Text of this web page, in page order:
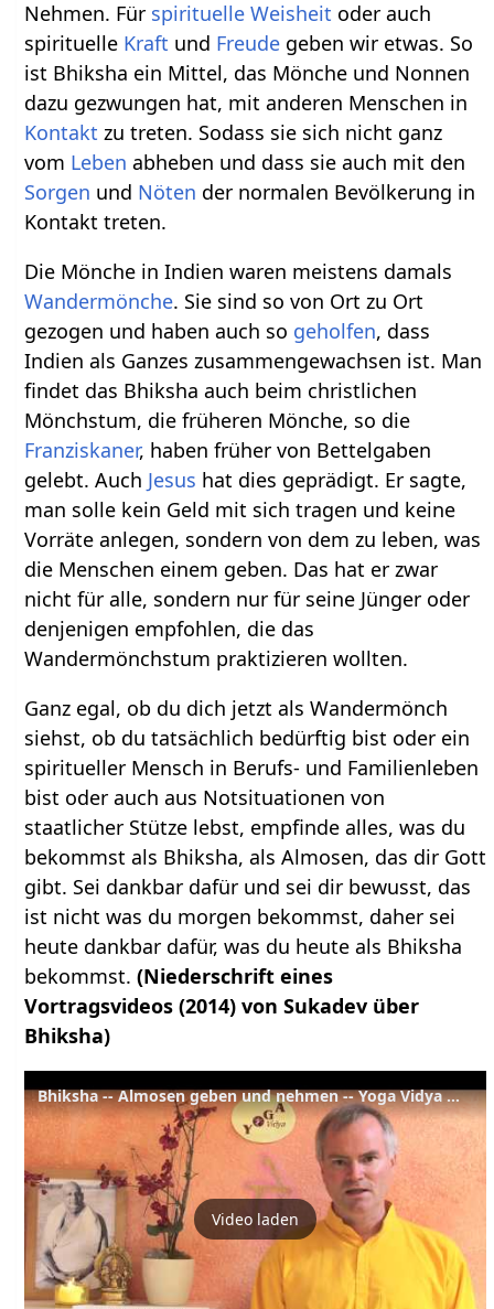
Nehmen. Für spirituelle Weisheit oder auch
spirituelle Kraft und Freude geben wir etwas. So
ist Bhiksha ein Mittel, das Mönche und Nonnen
dazu gezwungen hat, mit anderen Menschen in
Kontakt zu treten. Sodass sie sich nicht ganz
vom Leben abheben und dass sie auch mit den
Sorgen und Nöten der normalen Bevölkerung in
Kontakt treten.
Die Mönche in Indien waren meistens damals
Wandermönche. Sie sind so von Ort zu Ort
gezogen und haben auch so geholfen, dass
Indien als Ganzes zusammengewachsen ist. Man
findet das Bhiksha auch beim christlichen
Mönchstum, die früheren Mönche, so die
Franziskaner, haben früher von Bettelgaben
gelebt. Auch Jesus hat dies geprädigt. Er sagte,
man solle kein Geld mit sich tragen und keine
Vorräte anlegen, sondern von dem zu leben, was
die Menschen einem geben. Das hat er zwar
nicht für alle, sondern nur für seine Jünger oder
denjenigen empfohlen, die das
Wandermönchstum praktizieren wollten.
Ganz egal, ob du dich jetzt als Wandermönch
siehst, ob du tatsächlich bedürftig bist oder ein
spiritueller Mensch in Berufs- und Familienleben
bist oder auch aus Notsituationen von
staatlicher Stütze lebst, empfinde alles, was du
bekommst als Bhiksha, als Almosen, das dir Gott
gibt. Sei dankbar dafür und sei dir bewusst, das
ist nicht was du morgen bekommst, daher sei
heute dankbar dafür, was du heute als Bhiksha
bekommst.(Niederschrift eines
Vortragsvideos (2014) von Sukadev über
Bhiksha)
Bhiksha -- Almosen geben und nehmen -- Yoga Vidya Multimedia Lexikon
Video laden